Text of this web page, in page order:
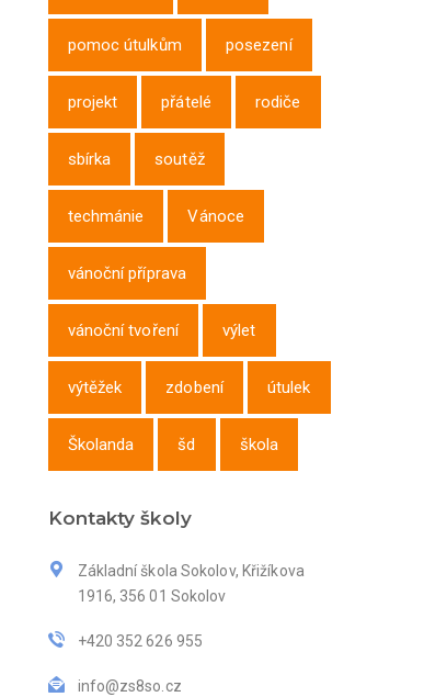
pomoc útulkům posezení
projekt přátelé rodiče
sbírka soutěž
techmánie Vánoce
vánoční příprava
vánoční tvoření výlet
výtěžek zdobení útulek
Školanda šd škola
Kontakty školy
Základní škola Sokolov, Křižíkova
1916, 356 01 Sokolov
+420 352 626 955
info@zs8so.cz